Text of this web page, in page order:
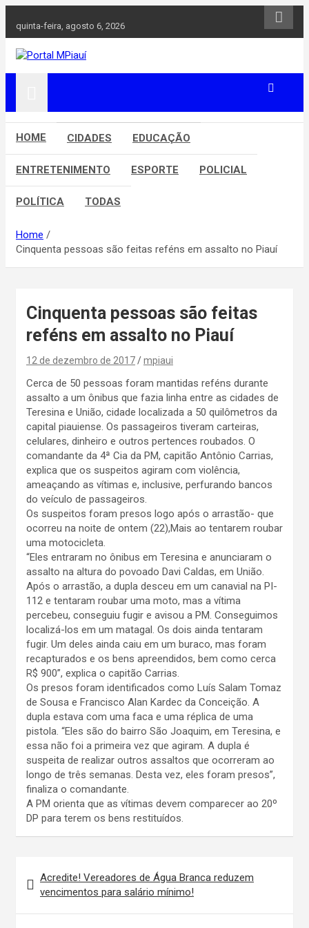
content
quinta-feira, agosto 6, 2026
Portal MPiauí
HOME CIDADES EDUCAÇÃO
ENTRETENIMENTO ESPORTE POLICIAL
POLÍTICA TODAS
Home
Cinquenta pessoas são feitas reféns em assalto no Piauí
Cinquenta pessoas são feitas
reféns em assalto no Piauí
12 de dezembro de 2017 mpiaui
Cerca de 50 pessoas foram mantidas reféns durante
assalto a um ônibus que fazia linha entre as cidades de
Teresina e União, cidade localizada a 50 quilômetros da
capital piauiense. Os passageiros tiveram carteiras,
celulares, dinheiro e outros pertences roubados. O
comandante da 4ª Cia da PM, capitão Antônio Carrias,
explica que os suspeitos agiram com violência,
ameaçando as vítimas e, inclusive, perfurando bancos
do veículo de passageiros.
Os suspeitos foram presos logo após o arrastão- que
ocorreu na noite de ontem (22),Mais ao tentarem roubar
uma motocicleta.
“Eles entraram no ônibus em Teresina e anunciaram o
assalto na altura do povoado Davi Caldas, em União.
Após o arrastão, a dupla desceu em um canavial na PI-
112 e tentaram roubar uma moto, mas a vítima
percebeu, conseguiu fugir e avisou a PM. Conseguimos
localizá-los em um matagal. Os dois ainda tentaram
fugir. Um deles ainda caiu em um buraco, mas foram
recapturados e os bens apreendidos, bem como cerca
R$ 900”, explica o capitão Carrias.
Os presos foram identificados como Luís Salam Tomaz
de Sousa e Francisco Alan Kardec da Conceição. A
dupla estava com uma faca e uma réplica de uma
pistola. “Eles são do bairro São Joaquim, em Teresina, e
essa não foi a primeira vez que agiram. A dupla é
suspeita de realizar outros assaltos que ocorreram ao
longo de três semanas. Desta vez, eles foram presos”,
finaliza o comandante.
A PM orienta que as vítimas devem comparecer ao 20º
DP para terem os bens restituídos.
de
Post
Acredite! Vereadores de Água Branca reduzem
vencimentos para salário mínimo!